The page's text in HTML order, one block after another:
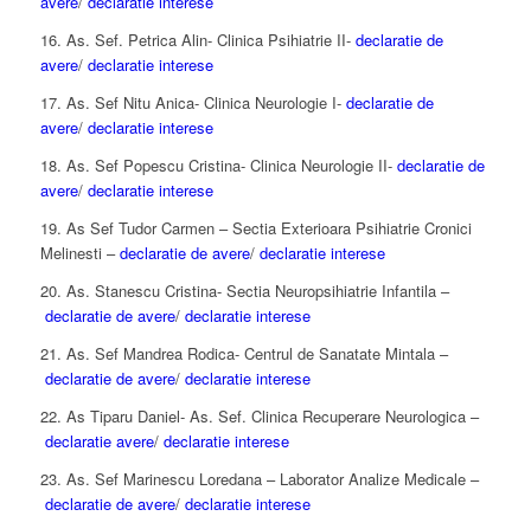
16. As. Sef. Petrica Alin- Clinica Psihiatrie II- declaratie de
avere/ declaratie interese
17. As. Sef Nitu Anica- Clinica Neurologie I- declaratie de
avere/ declaratie interese
18. As. Sef Popescu Cristina- Clinica Neurologie II- declaratie de
avere/ declaratie interese
19. As Sef Tudor Carmen – Sectia Exterioara Psihiatrie Cronici
Melinesti –declaratie de avere/ declaratie interese
20. As. Stanescu Cristina- Sectia Neuropsihiatrie Infantila –
declaratie de avere/ declaratie interese
21. As. Sef Mandrea Rodica- Centrul de Sanatate Mintala –
declaratie de avere/ declaratie interese
22. As Tiparu Daniel- As. Sef. Clinica Recuperare Neurologica –
declaratie avere/declaratie interese
23. As. Sef Marinescu Loredana – Laborator Analize Medicale –
declaratie de avere/ declaratie interese